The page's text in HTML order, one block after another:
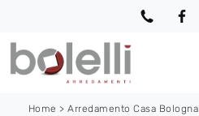
Home > Arredamento Casa Bologna